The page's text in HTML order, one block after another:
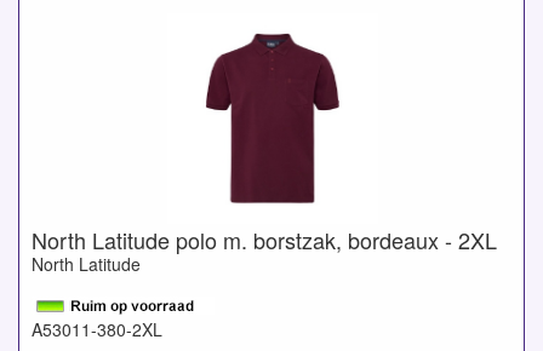
North Latitude polo m. borstzak, bordeaux - 2XL
North Latitude
A53011-380-2XL